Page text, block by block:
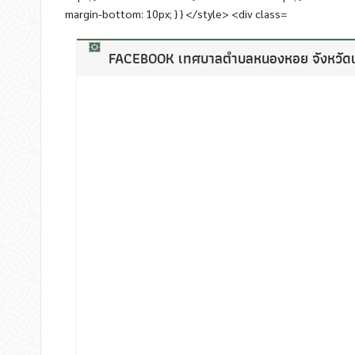
FACEBOOK เทศบาลตำบลหนองหอย จังหวัด